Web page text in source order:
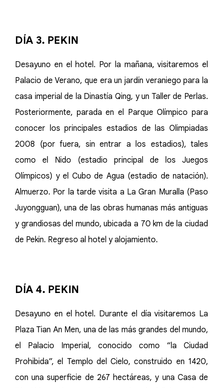
DÍA 3. PEKIN
Desayuno en el hotel. Por la mañana, visitaremos el
Palacio de Verano, que era un jardín veraniego para la
casa imperial de la Dinastía Qing, y un Taller de Perlas.
Posteriormente, parada en el Parque Olímpico para
conocer los principales estadios de las Olimpiadas
2008 (por fuera, sin entrar a los estadios), tales
como el Nido (estadio principal de los Juegos
Olímpicos) y el Cubo de Agua (estadio de natación).
Almuerzo. Por la tarde visita a La Gran Muralla (Paso
Juyongguan), una de las obras humanas más antiguas
y grandiosas del mundo, ubicada a 70 km de la ciudad
de Pekin. Regreso al hotel y alojamiento.
DÍA 4. PEKIN
Desayuno en el hotel. Durante el día visitaremos La
Plaza Tian An Men, una de las más grandes del mundo,
el Palacio Imperial, conocido como “la Ciudad
Prohibida”, el Templo del Cielo, construido en 1420,
con una superficie de 267 hectáreas, y una Casa de